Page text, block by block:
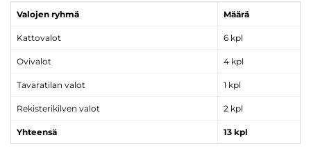
Valojen ryhmä Määrä
Kattovalot 6 kpl
Ovivalot 4 kpl
Tavaratilan valot 1 kpl
Rekisterikilven valot 2 kpl
Yhteensä 13 kpl